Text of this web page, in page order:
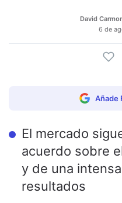
David
6 de
Añade
El mercado
acuerdo sobre
y de una
resultados